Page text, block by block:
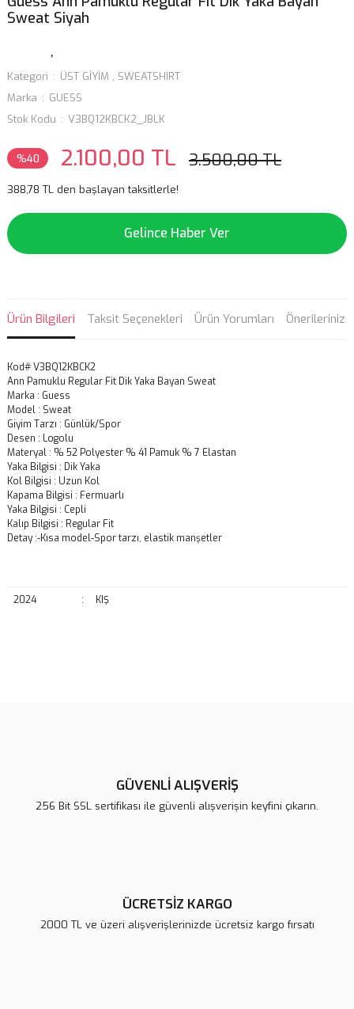
Sweat Siyah
Kategori ÜST GİYİM , SWEATSHIRT
Marka
GUESS
Stok Kodu
V3BQ12KBCK2_JBLK
%40 2.100,00 TL 3.500,00 TL
388,78 TL den başlayan taksitlerle!
Gelince Haber Ver
Ürün Bilgileri Taksit Seçenekleri Ürün Yorumları Önerileriniz
Kod# V3BQ12KBCK2
Ann Pamuklu Regular Fit Dik Yaka Bayan Sweat
Marka : Guess
Model : Sweat
Giyim Tarzı : Günlük/Spor
Desen : Logolu
Materyal : % 52 Polyester % 41 Pamuk % 7 Elastan
Yaka Bilgisi : Dik Yaka
Kol Bilgisi : Uzun Kol
Kapama Bilgisi : Fermuarlı
Yaka Bilgisi : Cepli
Kalıp Bilgisi : Regular Fit
Detay :-Kısa model-Spor tarzı, elastik manşetler
2024 : KIŞ
Ürün açıklamasında eksik bilgiler bulunuyor.
GÜVENLİ ALIŞVERİŞ
256 Bit SSL sertifikası ile güvenli alışverişin keyfini çıkarın.
ÜCRETSİZ KARGO
2000 TL ve üzeri alışverişlerinizde ücretsiz kargo fırsatı